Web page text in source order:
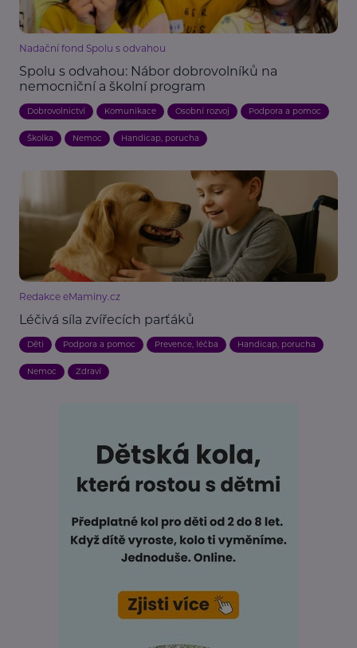
Nadační fond Spolu s odvahou
Spolu s odvahou: Nábor dobrovolníků na
nemocniční a školní program
Dobrovolnictví Komunikace Osobní rozvoj Podpora a pomoc
Školka Nemoc Handicap, porucha
Redakce eMaminy.cz
Léčivá síla zvířecích parťáků
Děti Podpora a pomoc Prevence, léčba Handicap, porucha
Nemoc Zdraví